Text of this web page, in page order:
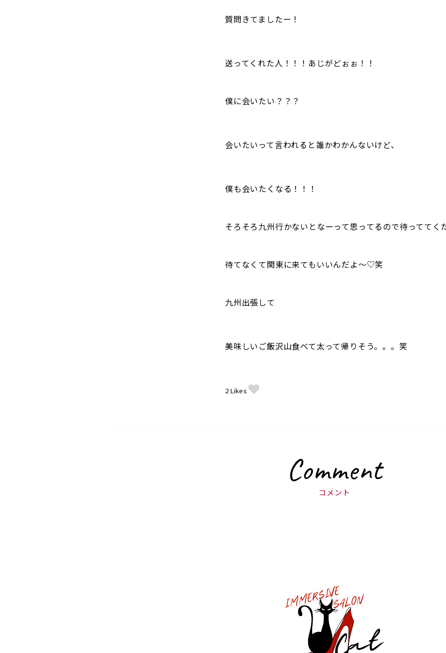
質問きてましたー！
送ってくれた人！！！あじがどぉぉ！！
僕に会いたい？？？
会いたいって言われると誰かわかんないけど、
僕も会いたくなる！！！
そろそろ九州行かないとなーって思ってるので待ってて
待てなくて関東に来てもいいんだよ〜♡笑
九州出張して
美味しいご飯沢山食べて太って帰りそう。。。笑
2 Likes
Comment
コメント